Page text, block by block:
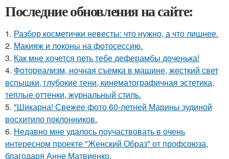
Последние обновления на сайте:
1. Разбор косметички невесты: что нужно, а что лишнее.
2. Макияж и локоны на фотосессию.
3. Как мне хочется петь тебе деферамбы доченька!
4. Фотореализм, ночная съемка в машине, жесткий свет
вспышки, глубокие тени, кинематографичная эстетика,
теплые оттенки, журнальный стиль.
5. "Шикарна! Свежее фото 60-летней Марины зудиной
восхитило поклонников.
6. Недавно мне удалось поучаствовать в очень
интересном проекте "Женский Образ" от профсоюза,
благодаря Анне Матвиенко.